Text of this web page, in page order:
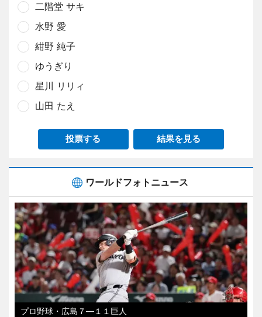
二階堂 サキ
水野 愛
紺野 純子
ゆうぎり
星川 リリィ
山田 たえ
投票する 結果を見る
ワールドフォトニュース
プロ野球・広島７―１１巨人